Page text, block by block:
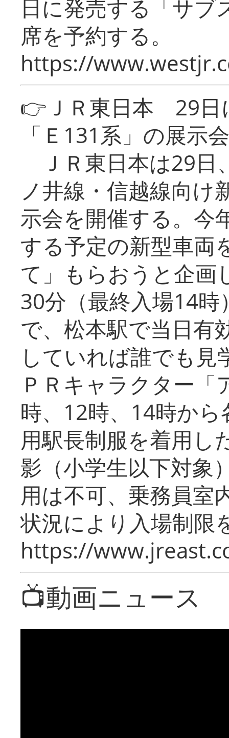
日に発売する「サブ
席を予約する。
https://
👉ＪＲ東日本 29日
「Ｅ131系」の展示会
ＪＲ東日本は29日
ノ井線・信越線向け
示会を開催する。今
する予定の新型車両
て」もらおうと企画
30分（最終入場14
で、松本駅で当日有
していれば誰でも
ＰＲキャラクター
時、12時、14時か
用駅長制服を着用し
影（小学生以下対象
用は不可、乗務員室
状況により入場制限
https://
📺動画ニュース